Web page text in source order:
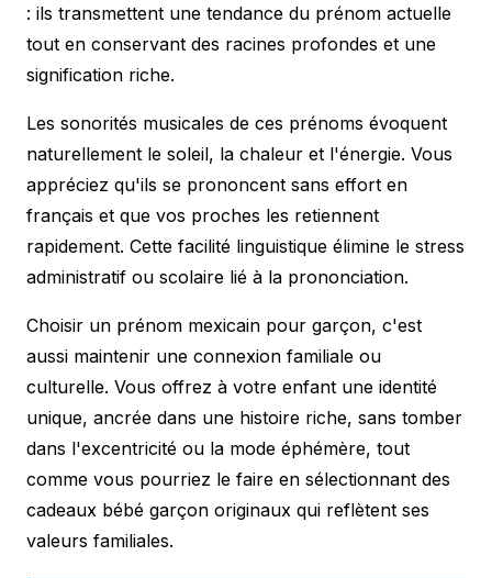
: ils transmettent une tendance du prénom actuelle
tout en conservant des racines profondes et une
signification riche.
Les sonorités musicales de ces prénoms évoquent
naturellement le soleil, la chaleur et l'énergie. Vous
appréciez qu'ils se prononcent sans effort en
français et que vos proches les retiennent
rapidement. Cette facilité linguistique élimine le stress
administratif ou scolaire lié à la prononciation.
Choisir un prénom mexicain pour garçon, c'est
aussi maintenir une connexion familiale ou
culturelle. Vous offrez à votre enfant une identité
unique, ancrée dans une histoire riche, sans tomber
dans l'excentricité ou la mode éphémère, tout
comme vous pourriez le faire en sélectionnant des
cadeaux bébé garçon originaux qui reflètent ses
valeurs familiales.